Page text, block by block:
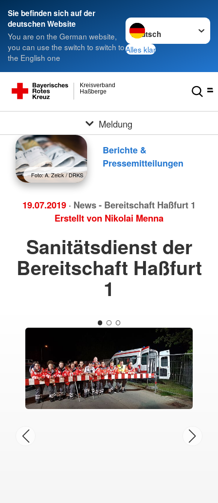
Sie befinden sich auf der
deutschen Website
You are on the German website,
you can use the switch to switch to
the English one
Sprache wechseln zu
Alles klar
Haßberge
Kreisverband
Meldung
Foto: A. Zelck / DRKS
Berichte &
Pressemitteilungen
19.07.2019 · News - Bereitschaft Haßfurt 1
Erstellt von Nikolai Menna
Sanitätsdienst der
Bereitschaft Haßfurt
1